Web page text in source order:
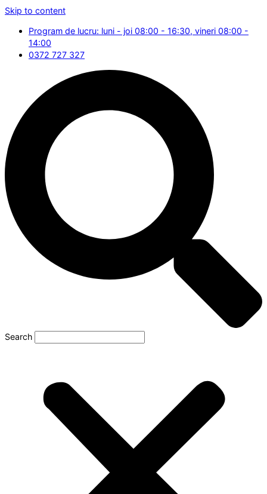
Skip to content
Program de lucru: luni - joi 08:00 - 16:30, vineri 08:00 -
14:00
0372 727 327
Search